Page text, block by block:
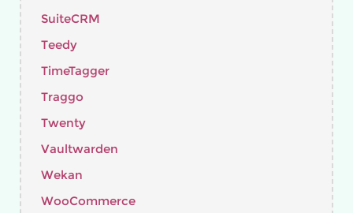
SuiteCRM
Teedy
TimeTagger
Traggo
Twenty
Vaultwarden
Wekan
WooCommerce